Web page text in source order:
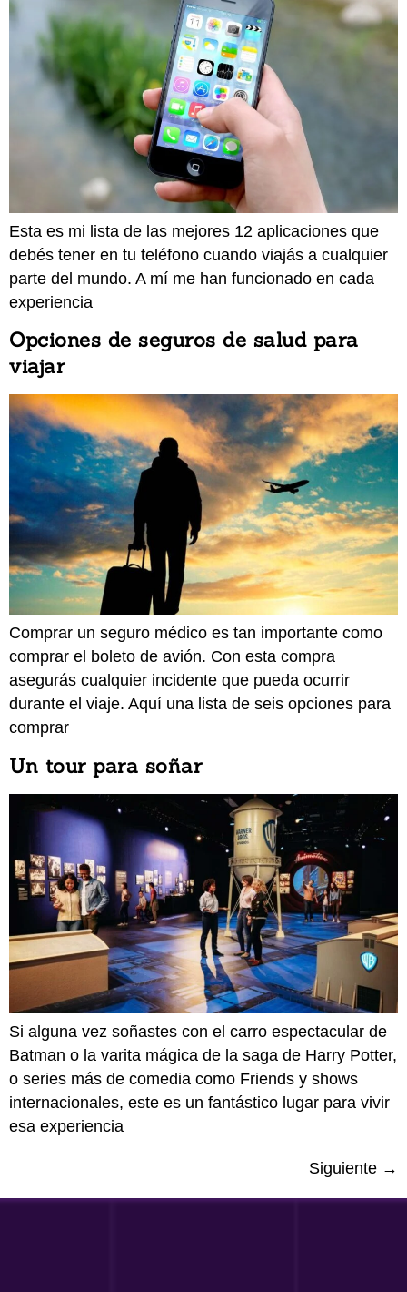
Esta es mi lista de las mejores 12 aplicaciones que
debés tener en tu teléfono cuando viajás a cualquier
parte del mundo. A mí me han funcionado en cada
experiencia
Opciones de seguros de salud para
viajar
Comprar un seguro médico es tan importante como
comprar el boleto de avión. Con esta compra
asegurás cualquier incidente que pueda ocurrir
durante el viaje. Aquí una lista de seis opciones para
comprar
Un tour para soñar
Si alguna vez soñastes con el carro espectacular de
Batman o la varita mágica de la saga de Harry Potter,
o series más de comedia como Friends y shows
internacionales, este es un fantástico lugar para vivir
esa experiencia
Siguiente →